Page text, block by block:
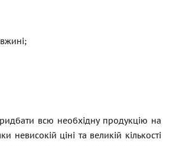
всю необхідну продукцію на
ціні та великій кількості